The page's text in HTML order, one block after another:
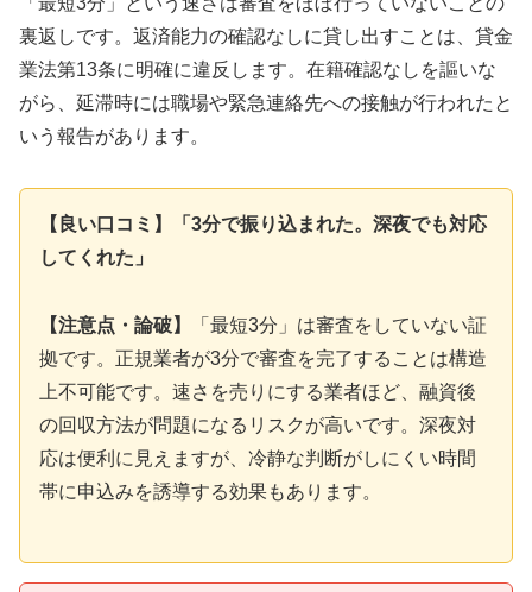
裏返しです。返済能力の確認なしに貸し出すことは、貸金
業法第13条に明確に違反します。在籍確認なしを謳いな
がら、延滞時には職場や緊急連絡先への接触が行われたと
いう報告があります。
【良い口コミ】「3分で振り込まれた。深夜でも対応
してくれた」
【注意点・論破】
「最短3分」は審査をしていない証
拠です。正規業者が3分で審査を完了することは構造
上不可能です。速さを売りにする業者ほど、融資後
の回収方法が問題になるリスクが高いです。深夜対
応は便利に見えますが、冷静な判断がしにくい時間
帯に申込みを誘導する効果もあります。